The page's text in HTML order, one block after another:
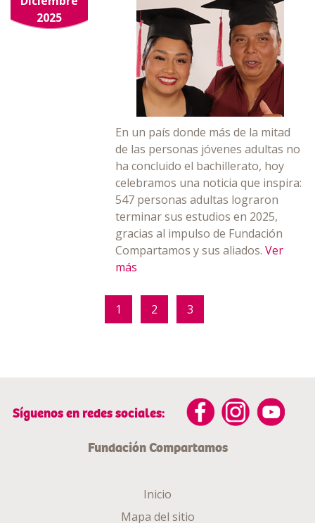
2025
En un país donde más de la mitad
de las personas jóvenes adultas no
ha concluido el bachillerato, hoy
celebramos una noticia que inspira:
547 personas adultas lograron
terminar sus estudios en 2025,
gracias al impulso de Fundación
Compartamos y sus aliados.Ver
más
1 2 3
Síguenos en redes sociales:
Fundación Compartamos
Inicio
Mapa del sitio